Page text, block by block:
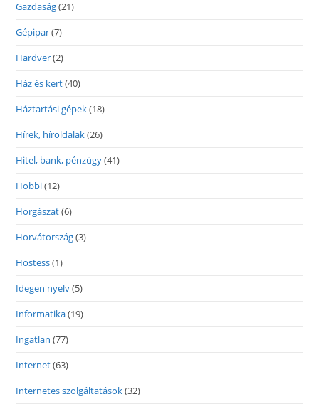
Gazdaság(21)
Gépipar(7)
Hardver(2)
Ház és kert(40)
Háztartási gépek(18)
Hírek, híroldalak(26)
Hitel, bank, pénzügy(41)
Hobbi(12)
Horgászat(6)
Horvátország(3)
Hostess(1)
Idegen nyelv(5)
Informatika(19)
Ingatlan (77)
Internet(63)
Internetes szolgáltatások(32)